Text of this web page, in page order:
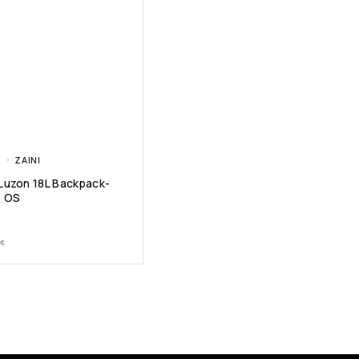
ZAINI
18L Backpack-
OS
€